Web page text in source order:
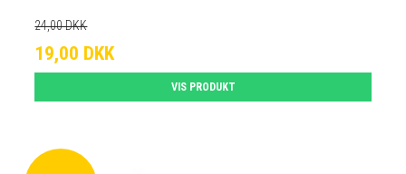
24,00 DKK
19,00 DKK
VIS PRODUKT